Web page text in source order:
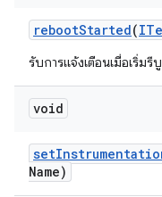
rebootStarted(
รับการแจ้งเตือนเมื่อเริ่ม
void
set
Name)